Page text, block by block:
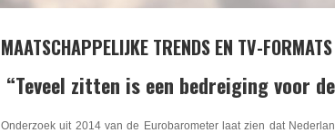
MAATSCHAPPELIJKE TRENDS EN TV-FORMATS
“Teveel zitten is een bedreiging voor
Onderzoek uit 2014 van de Eurobarometer laat zien dat